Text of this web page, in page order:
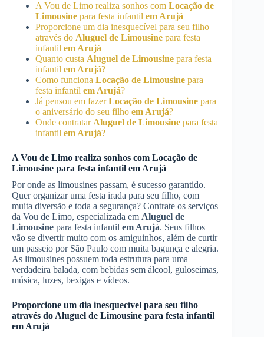
A Vou de Limo realiza sonhos com Locação de
Limousine para festa infantil em Arujá
Proporcione um dia inesquecível para seu filho
através do Aluguel de Limousine para festa
infantil em Arujá
Quanto custa Aluguel de Limousine para festa
infantil em Arujá?
Como funciona Locação de Limousine para
festa infantil em Arujá?
Já pensou em fazerLocação de Limousine para
o aniversário do seu filho em Arujá?
Onde contratar Aluguel de Limousine para festa
infantil em Arujá?
A Vou de Limo realiza sonhos com Locação de
Limousine para festa infantil em Arujá
Por onde as limousines passam, é sucesso garantido.
Quer organizar uma festa irada para seu filho, com
muita diversão e toda a segurança? Contrate os serviços
da Vou de Limo, especializada em Aluguel de
Limousine para festa infantil em Arujá. Seus filhos
vão se divertir muito com os amiguinhos, além de curtir
um passeio por São Paulo com muita bagunça e alegria.
As limousines possuem toda estrutura para uma
verdadeira balada, com bebidas sem álcool, guloseimas,
música, luzes, bexigas e vídeos.
Proporcione um dia inesquecível para seu filho
através do Aluguel de Limousine para festa infantil
em Arujá